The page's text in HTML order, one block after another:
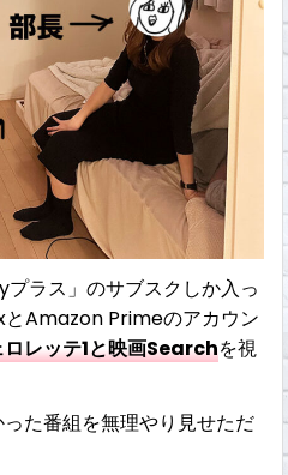
ラス」のサブスクしか入っ
Amazon Primeのアカウン
ロレッテ1と映画Searchを視
た番組を無理やり見せただ